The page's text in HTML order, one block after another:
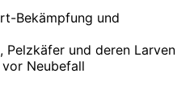
Bekämpfung und
Pelzkäfer und deren Larven
Neubefall